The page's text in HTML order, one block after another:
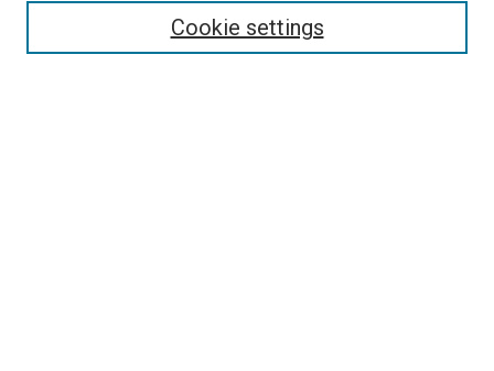
Advanced Search
Cookie settings